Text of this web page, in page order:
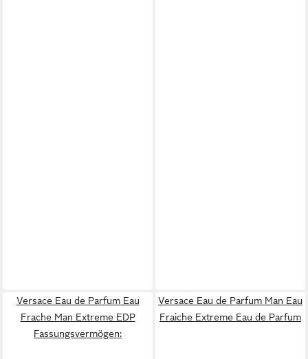
Versace Eau de Parfum Eau
Frache Man Extreme EDP
Fassungsvermögen:
Versace Eau de Parfum Man Eau
Fraiche Extreme Eau de Parfum